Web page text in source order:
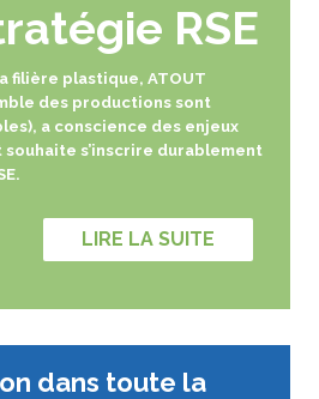
RSE
filière plastique, ATOUT
des productions sont
a conscience des enjeux
s’inscrire durablement
LIRE LA SUITE
dans toute la